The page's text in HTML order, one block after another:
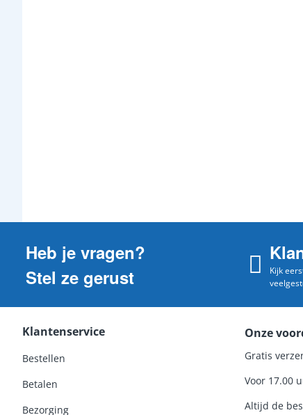
Heb je vragen?
Stel ze gerust
Kijk
Klantenservice
Bestellen
Betalen
Bezorging
Onze
Gratis
Voor 17.00
Altijd de